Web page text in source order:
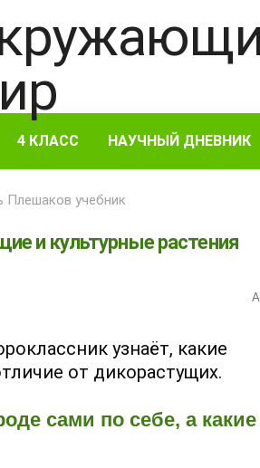
4 КЛАСС НАУЧНЫЙ ДНЕВНИК
учебник
и культурные растения
A
узнаёт, какие
от дикорастущих.
сами по себе, а какие